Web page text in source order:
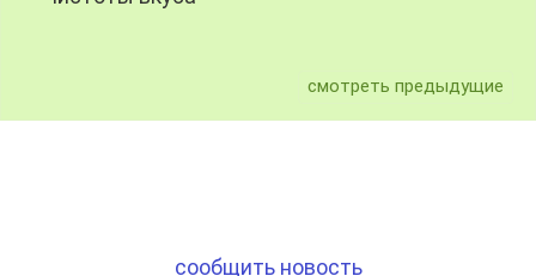
смотреть предыдущие
сообщить новость